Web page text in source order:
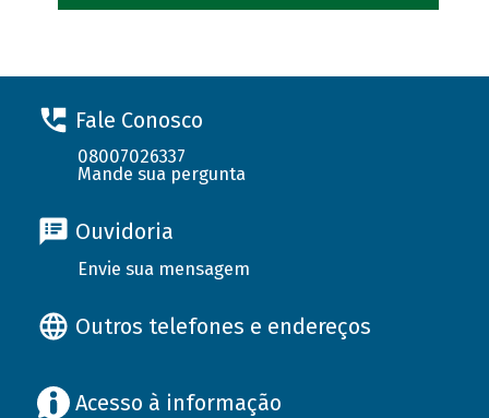
Fale Conosco
08007026337
Mande sua pergunta
Ouvidoria
Envie sua mensagem
Outros telefones e endereços
Acesso à informação